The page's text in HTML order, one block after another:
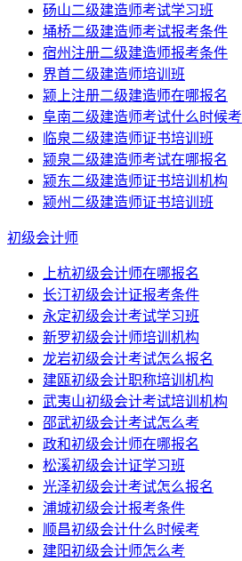
砀山二级建造师考试学习班
埇桥二级建造师考试报考条件
宿州注册二级建造师报考条件
界首二级建造师培训班
颍上注册二级建造师在哪报名
阜南二级建造师考试什么时候考
临泉二级建造师证书培训班
颍泉二级建造师考试在哪报名
颍东二级建造师证书培训机构
颍州二级建造师证书培训班
初级会计师
上杭初级会计师在哪报名
长汀初级会计证报考条件
永定初级会计考试学习班
新罗初级会计师培训机构
龙岩初级会计考试怎么报名
建瓯初级会计职称培训机构
武夷山初级会计考试培训机构
邵武初级会计考试怎么考
政和初级会计师在哪报名
松溪初级会计证学习班
光泽初级会计考试怎么报名
浦城初级会计报考条件
顺昌初级会计什么时候考
建阳初级会计师怎么考